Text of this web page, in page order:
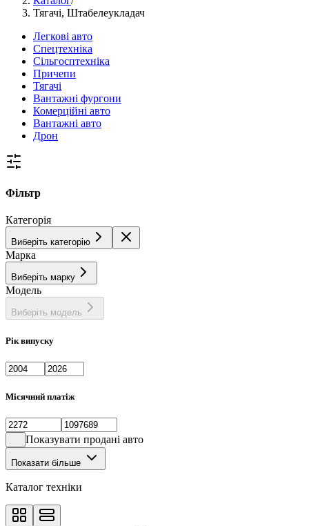
Тягачі, Штабелеукладач
Легкові авто
Спецтехніка
Сільгосптехніка
Причепи
Тягачі
Вантажні фургони
Комерційні авто
Вантажні авто
Дрон
Фільтр
Категорія
Виберіть категорію
Марка
Виберіть марку
Модель
Виберіть модель
Рік випуску
Місячний платіж
Показувати продані авто
Показати більше
Каталог техніки